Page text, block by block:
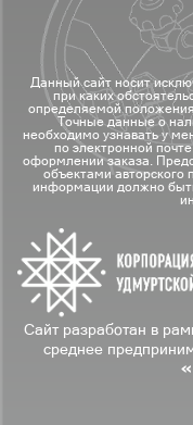
Данный сайт носит
при каких
определяемой
Точные данные о
необходимо узнавать у
по электронной
оформлении заказа.
объектами авторского
информации должно
Сайт разработан в
среднее